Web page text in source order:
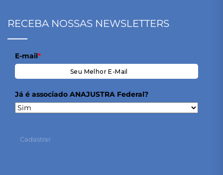
RECEBA NOSSAS NEWSLETTERS
E-mail*
Já é associado ANAJUSTRA Federal?
Cadastrar